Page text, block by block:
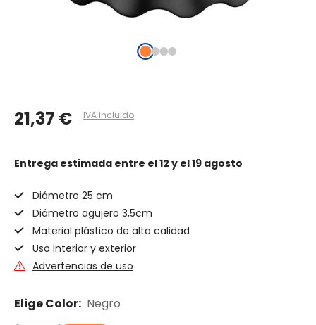
21,37 € IVA incluido
Entrega estimada entre el 12 y el 19 agosto
Diámetro 25 cm
Diámetro agujero 3,5cm
Material plástico de alta calidad
Uso interior y exterior
Advertencias de uso
Elige Color: Negro